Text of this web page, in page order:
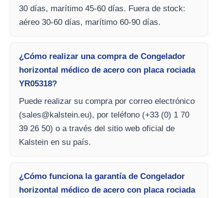
30 días, marítimo 45-60 días. Fuera de stock:
aéreo 30-60 días, marítimo 60-90 días.
¿Cómo realizar una compra de Congelador
horizontal médico de acero con placa rociada
YR05318?
Puede realizar su compra por correo electrónico
(sales@kalstein.eu), por teléfono (+33 (0) 1 70
39 26 50) o a través del sitio web oficial de
Kalstein en su país.
¿Cómo funciona la garantía de Congelador
horizontal médico de acero con placa rociada